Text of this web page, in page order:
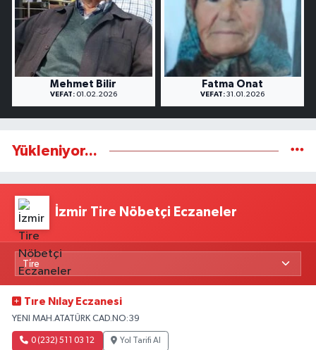
Mehmet Bilir
VEFAT:01.02.2026
Fatma Onat
VEFAT: 31.01.2026
Yükleniyor...
İzmir Tire Nöbetçi Eczaneler
Tıre Nılay Eczanesi
YENI MAH.ATATÜRK CAD.NO:39
0 (232) 511 03 12 Yol Tarifi Al